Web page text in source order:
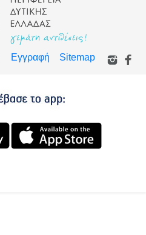
Εγγραφή Sitemap